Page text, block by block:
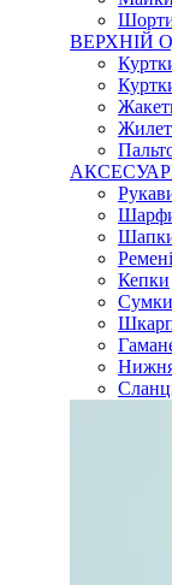
ВЕРХНІЙ
Ремені
Кепки
Сумки
Нижня